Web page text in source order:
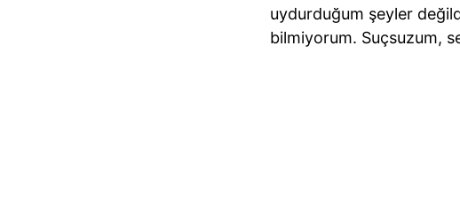
uydurduğum şeyler
bilmiyorum. Suçsuzum,